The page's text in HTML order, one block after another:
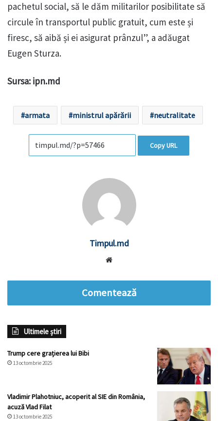
pachetul social, să le dăm militarilor posibilitate să
circule în transportul public gratuit, cum este și
firesc, să aibă și ei asigurat prânzul”, a adăugat
Eugen Sturza.
Sursa: ipn.md
armata ministrul apărării neutralitate
Copy URL
Timpul.md
Comentează
Ultimele știri
Trump cere grațierea lui Bibi
13 octombrie 2025
Vladimir Plahotniuc, acoperit al SIE din România,
acuză Vlad Filat
13 octombrie 2025